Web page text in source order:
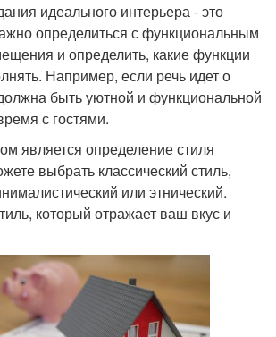
идеального интерьера - это
определиться с функциональным
и определить, какие функции
Например, если речь идет о
быть уютной и функциональной
с гостями.
является определение стиля
выбрать классический стиль,
или этнический.
который отражает ваш вкус и